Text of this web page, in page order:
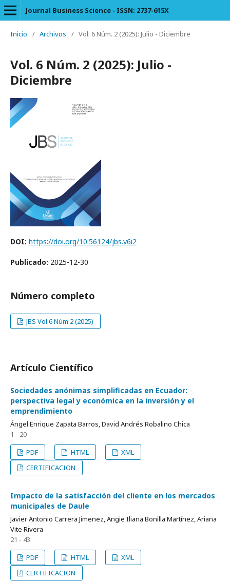
Journal Business Science - ISSN: 2737-615X
Inicio / Archivos / Vol. 6 Núm. 2 (2025): Julio - Diciembre
Vol. 6 Núm. 2 (2025): Julio -
Diciembre
DOI: https://doi.org/10.56124/jbs.v6i2
Publicado: 2025-12-30
Número completo
JBS Vol 6 Núm 2 (2025)
Artículo Científico
Sociedades anónimas simplificadas en Ecuador:
perspectiva legal y económica en la inversión y el
emprendimiento
Ángel Enrique Zapata Barros, David Andrés Robalino Chica
1 - 20
PDF
HTML
XML
CERTIFICACION
Impacto de la satisfacción del cliente en los mercados
municipales de Daule
Javier Antonio Carrera Jimenez, Angie Iliana Bonilla Martínez, Ariana
Vite Rivera
21 - 43
PDF
HTML
XML
CERTIFICACION